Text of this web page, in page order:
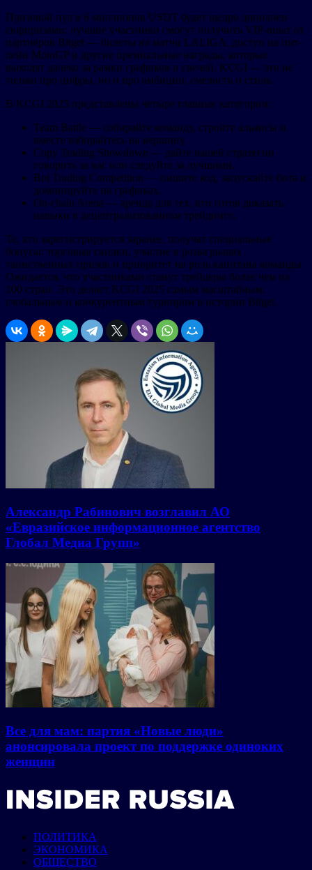
Призовой пул в 6 миллионов USDT будет щедро дополнен
сюрпризами: лучшие участники смогут получить VIP-опыт от
партнёров Bitget — билеты на матчи LALIGA, доступ на пит-
лейн MotoGP и другие премиальные награды, которые
выходят далеко за рамки графиков и свечей. KCGI — это не
только про цифры, но и про амбиции, смелость и стиль.
В KCGI 2025 представлены четыре главные категории:
Team Battle — собирайте команду, стройте альянсы и
вместе взбирайтесь на вершину.
Copy Trading Showdown — дайте вашей стратегии
говорить за вас или следуйте за лучшими.
Bot Trading Competition — пишите код, запускайте бота и
доминируйте на графиках.
On-chain Arena — аренда для тех, кто готов доказать
навыки в децентрализованном трейдинге.
Те, кто зарегистрируется заранее, получат специальные
бонусы: торговые скидки, участие в розыгрышах
таинственных призов и приоритет на роль капитана команды.
Ожидается, что участниками станут трейдеры более чем из
100 стран. Это делает KCGI 2025 самым масштабным,
глобальным и конкурентным турниром в истории Bitget.
Александр Рабинович возглавил АО
«Евразийское информационное агентство
Глобал Медиа Групп»
Все для мам: партия «Новые люди»
анонсировала проект по поддержке одиноких
женщин
ПОЛИТИКА
ЭКОНОМИКА
ОБЩЕСТВО